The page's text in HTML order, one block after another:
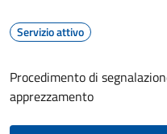
Servizio attivo
Procedimento di
apprezzamento